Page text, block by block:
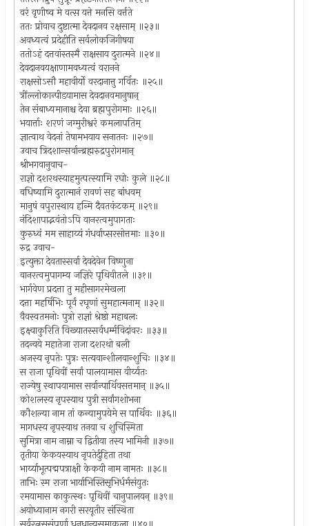
वरं वृणीष्व मे वत्स यत्ते मनसि वर्त्तते
ततः प्रोवाच दुष्टात्मा देवदानव रक्षसाम् ॥२३॥
अवध्यत्वं प्रदेहीति सर्वलोकजिगीषया
ततोऽहं दत्तवांस्तस्मै राक्षसाय दुरात्मने ॥२४॥
देवदानवयक्षाणामवध्यत्वं वरानने
राक्षसोऽसौ महावीर्यो वरदानात्तु गर्वितः ॥२५॥
त्रींल्लोकान्पीडयामास देवदानवमानुषान्
तेन संबाध्यमानाश्च देवा ब्रह्मपुरोगमाः ॥२६॥
भयार्त्ताः शरणं जग्मुरीश्वरं कमलापतिम्
ज्ञात्वाथ वेदनां तेषामभयाय सनातनः ॥२७॥
उवाच त्रिदशान्सर्वान्ब्रह्मरुद्रपुरोगमान्
श्रीभगवानुवाच-
राज्ञो दशरथस्याहमुत्पत्स्यामि रघोः कुले ॥२८॥
वधिष्यामि दुरात्मानं रावणं सह बांधवम्
मानुषं वपुरास्थाय हन्मि दैवतकंटकम् ॥२९॥
नंदिशापाद्भवंतोऽपि वानरत्वमुपागताः
कुरुध्वं मम साहाय्यं गंधर्वाप्सरसोत्तमाः ॥३०॥
रुद्र उवाच-
इत्युक्ता देवतास्सर्वा देवदेवेन विष्णुना
वानरत्वमुपागम्य जज्ञिरे पृथिवीतले ॥३१॥
भार्गवेण प्रदत्ता तु महीसागरमेखला
दत्ता महर्षिभिः पूर्वं रघूणां सुमहात्मनाम् ॥३२॥
वैवस्वतमनोः पुत्रो राज्ञां श्रेष्ठो महाबलः
इक्ष्वाकुरिति विख्यातस्सर्वधर्म्मविदांवरः ॥३३॥
तदन्वये महातेजा राजा दशरथो बली
अजस्य नृपतेः पुत्रः सत्यवान्शीलवान्शुचिः ॥३४॥
स राजा पृथिवीं सर्वां पालयामास वीर्य्यतः
राज्येषु स्थापयामास सर्वान्पार्थिवसत्तमान् ॥३५॥
कोशलस्य नृपस्याथ पुत्री सर्वांगशोभना
कौशल्या नाम तां कन्यामुपयेमे स पार्थिवः ॥३६॥
मागधस्य नृपस्याथ तनया च शुचिस्मिता
सुमित्रा नाम नाम्ना च द्वितीया तस्य भामिनी ॥३७॥
तृतीया केकयस्याथ नृपतेर्दुहिता तथा
भार्य्याभूत्पद्मपत्राक्षी केकयी नाम नामतः ॥३८॥
ताभिः स्म राजा भार्याभिस्तिसृभिर्धर्मसंयुतः
रमयामास काकुत्स्थः पृथिवीं चानुपालयन् ॥३९॥
अयोध्यानाम नगरी सरयूतीर संस्थिता